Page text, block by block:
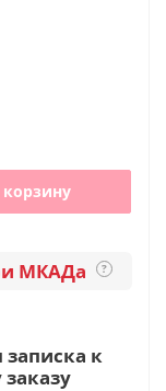
корзину
МКАДа ?
записка к